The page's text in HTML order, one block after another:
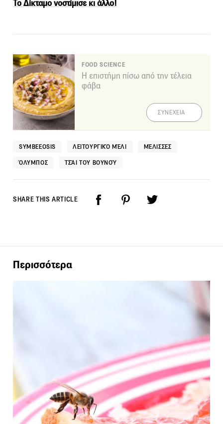
Το Δίκταμο νοστίμισε κι άλλο!
FOOD SCIENCE
Η επιστήμη πίσω από την τέλεια
φάβα
ΣΥΝΕΧΕΙΑ
SYMBEEOSIS ΛΕΙΤΟΥΡΓΙΚΌ ΜΈΛΙ ΜΈΛΙΣΣΕΣ
ΌΛΥΜΠΟΣ ΤΣΆΙ ΤΟΥ ΒΟΥΝΟΎ
SHARE THIS ARTICLE
Περισσότερα